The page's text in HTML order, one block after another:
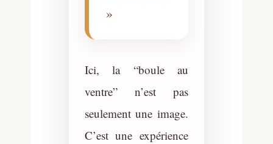
»
Ici, la “boule au
ventre” n’est pas
seulement une image.
C’est une expérience